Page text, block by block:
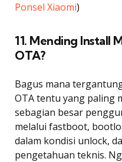
Ponsel Xiaomi)
11. Mending Install
OTA?
Bagus mana
OTA tentu yang paling
sebagian besar
melalui fastboot,
dalam kondisi unlock,
pengetahuan teknis.